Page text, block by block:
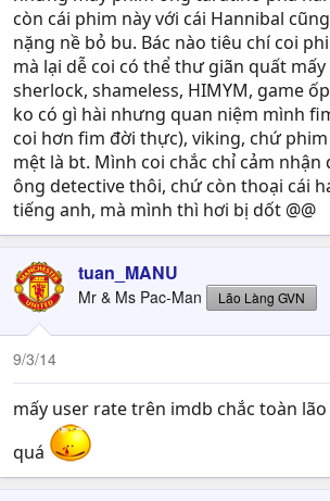
còn cái phim này với cái Hannibal
nặng nề bỏ bu. Bác nào tiêu chí coi
mà lại dễ coi có thể thư giãn quất
sherlock, shameless, HIMYM, game
ko có gì hài nhưng quan niệm mình
coi hơn fim đời thực), viking, chứ
mệt là bt. Mình coi chắc chỉ cảm nhận
ông detective thôi, chứ còn thoại cái
tiếng anh, mà mình thì hơi bị dốt @@
tuan_MANU
Mr & Ms Pac-Man Lão Làng GVN
9/3/14
mấy user rate trên imdb chắc toàn
quá